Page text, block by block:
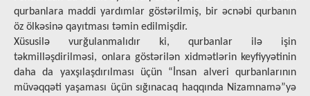
qurbanlara maddi yаrdımlar göstərilmiş, bir əcnəbi qurbanın
öz ölkəsinə qayıtması təmin edilmişdir.
Xüsusilə vurğulanmalıdır ki, qurbanlar ilə işin
təkmilləşdirilməsi, onlara göstərilən xidmətlərin keyfiyyətinin
daha da yaxşılaşdırılması üçün “İnsan alveri qurbanlarının
müvəqqəti yaşaması üçün sığınacaq haqqında Nizamnamə”yə